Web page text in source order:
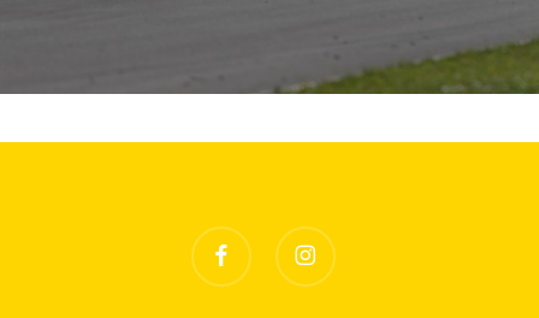
facebook instagram